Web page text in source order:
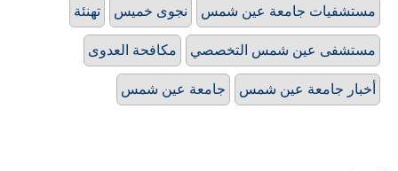
تهنئة نجوى خميس مستشفيات جامعة عين شمس
مكافحة العدوى مستشفى عين شمس التخصصي
جامعة عين شمس أخبار جامعة عين شمس